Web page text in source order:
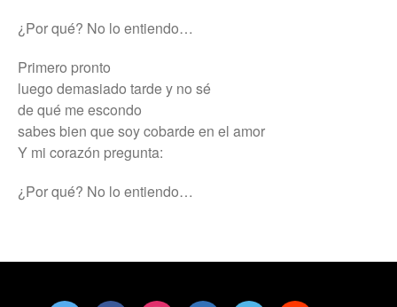
¿Por qué? No lo entiendo…
Primero pronto
luego demasiado tarde y no sé
de qué me escondo
sabes bien que soy cobarde en el amor
Y mi corazón pregunta:
¿Por qué? No lo entiendo…